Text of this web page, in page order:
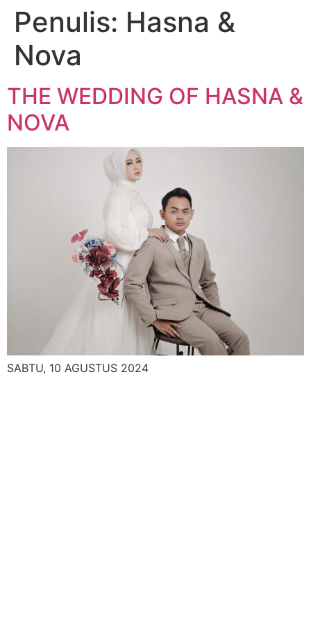
Penulis: Hasna &
Nova
THE WEDDING OF HASNA &
NOVA
SABTU, 10 AGUSTUS 2024